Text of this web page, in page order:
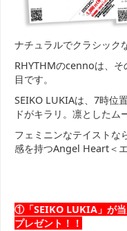
ナチュラルでクラシック
RHYTHMのcennoは、そ
目です。
SEIKO LUKIAは、7時位
ドがキラリ。凛としたム
フェミニンなテイストな
感を持つAngel Heart＜
①「SEIKO LUKIA」が当
プレゼント！！